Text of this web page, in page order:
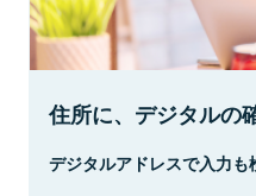
住所に、デジタルの
デジタルアドレスで入力も